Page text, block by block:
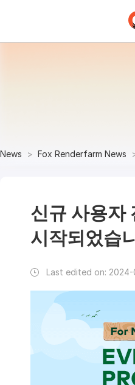
News Fox Renderfarm News
신규 사용자
시작되었습
Last edited on: